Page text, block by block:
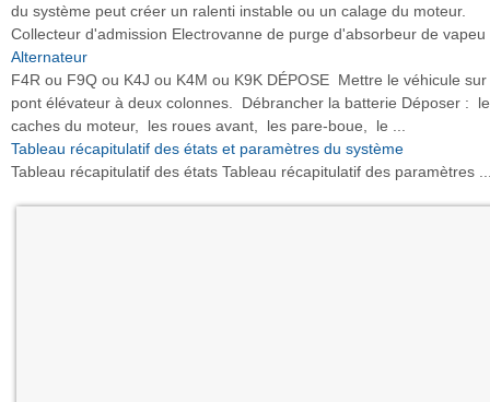
du système peut créer un ralenti instable ou un calage du moteur.
Collecteur d'admission Electrovanne de purge d'absorbeur de vapeu
Alternateur
F4R ou F9Q ou K4J ou K4M ou K9K DÉPOSE Mettre le véhicule sur
pont élévateur à deux colonnes. Débrancher la batterie Déposer :
caches du moteur, les roues avant, les pare-boue, le ...
Tableau récapitulatif des états et paramètres du système
Tableau récapitulatif des états Tableau récapitulatif des paramètres